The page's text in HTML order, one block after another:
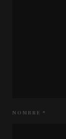
NOMBRE *